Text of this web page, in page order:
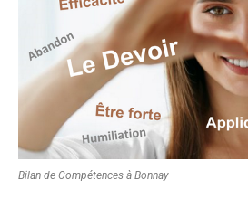
Bilan de Compétences à Bonnay